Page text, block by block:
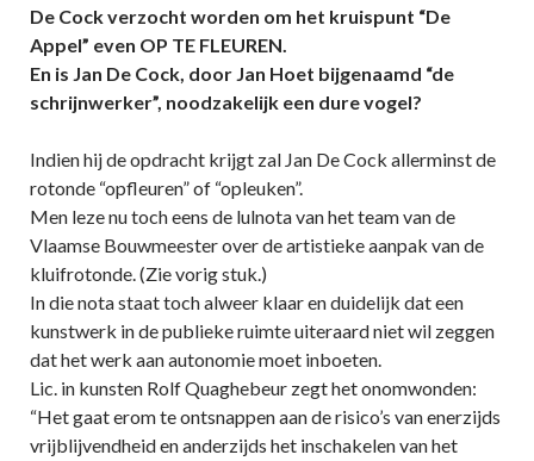
De Cock verzocht worden om het kruispunt “De
Appel” even OP TE FLEUREN.
En is Jan De Cock, door Jan Hoet bijgenaamd “de
schrijnwerker”, noodzakelijk een dure vogel?
Indien hij de opdracht krijgt zal Jan De Cock allerminst de
rotonde “opfleuren” of “opleuken”.
Men leze nu toch eens de lulnota van het team van de
Vlaamse Bouwmeester over de artistieke aanpak van de
kluifrotonde. (Zie vorig stuk.)
In die nota staat toch alweer klaar en duidelijk dat een
kunstwerk in de publieke ruimte uiteraard niet wil zeggen
dat het werk aan autonomie moet inboeten.
Lic. in kunsten Rolf Quaghebeur zegt het onomwonden:
“Het gaat erom te ontsnappen aan de risico’s van enerzijds
vrijblijvendheid en anderzijds het inschakelen van het